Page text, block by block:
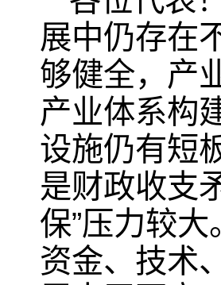
展中仍存在
够健全，产
产业体系构
设施仍有短
是财政收支
保”压力较
资金、技术